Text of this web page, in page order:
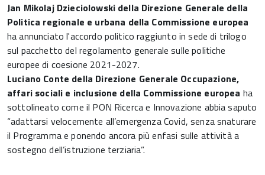
Jan Mikolaj Dzieciolowski della Direzione Generale della
Politica regionale e urbana della Commissione europea
ha annunciato l'accordo politico raggiunto in sede di trilogo
sul pacchetto del regolamento generale sulle politiche
europee di coesione 2021-2027.
Luciano Conte della Direzione Generale Occupazione,
affari sociali e inclusione della Commissione europea ha
sottolineato come il PON Ricerca e Innovazione abbia saputo
“adattarsi velocemente all’emergenza Covid, senza snaturare
il Programma e ponendo ancora più enfasi sulle attività a
sostegno dell’istruzione terziaria”.